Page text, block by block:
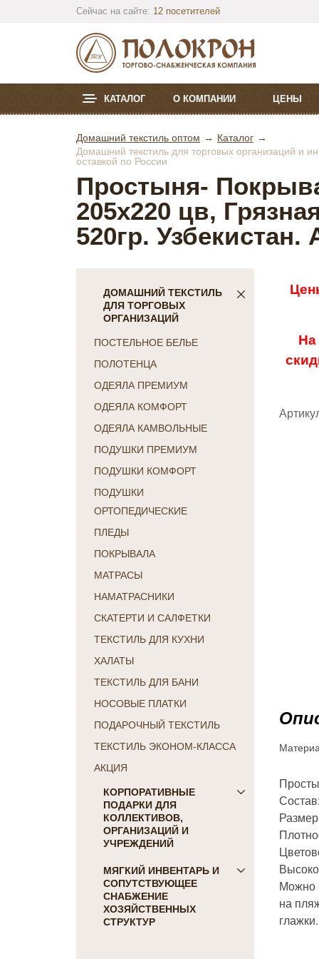
Сейчас на сайте: 12 посетителей
КАТАЛОГ О КОМПАНИИ ЦЕНЫ
Домашний текстиль оптом
Каталог
Домашний текстиль для торговых организаций и
оставкой по России
Простыня-
205х220 цв,
520гр. Узбекистан.
ДОМАШНИЙ ТЕКСТИЛЬ
ДЛЯ ТОРГОВЫХ
ОРГАНИЗАЦИЙ
ПОСТЕЛЬНОЕ БЕЛЬЕ
ПОЛОТЕНЦА
ОДЕЯЛА ПРЕМИУМ
ОДЕЯЛА КОМФОРТ
ОДЕЯЛА КАМВОЛЬНЫЕ
ПОДУШКИ ПРЕМИУМ
ПОДУШКИ КОМФОРТ
ПОДУШКИ
ОРТОПЕДИЧЕСКИЕ
ПЛЕДЫ
ПОКРЫВАЛА
МАТРАСЫ
НАМАТРАСНИКИ
СКАТЕРТИ И САЛФЕТКИ
ТЕКСТИЛЬ ДЛЯ КУХНИ
ХАЛАТЫ
ТЕКСТИЛЬ ДЛЯ БАНИ
НОСОВЫЕ ПЛАТКИ
ПОДАРОЧНЫЙ ТЕКСТИЛЬ
ТЕКСТИЛЬ ЭКОНОМ-КЛАССА
АКЦИЯ
КОРПОРАТИВНЫЕ
ПОДАРКИ ДЛЯ
КОЛЛЕКТИВОВ,
ОРГАНИЗАЦИЙ И
УЧРЕЖДЕНИЙ
ПОДАРКИ ДЛЯ КОГО:
Женщинам
Коллегам
Мужчинам
МЯГКИЙ ИНВЕНТАРЬ И
СОПУТСТВУЮЩЕЕ
СНАБЖЕНИЕ
ХОЗЯЙСТВЕННЫХ
СТРУКТУР
На
Можно
на
глажки.